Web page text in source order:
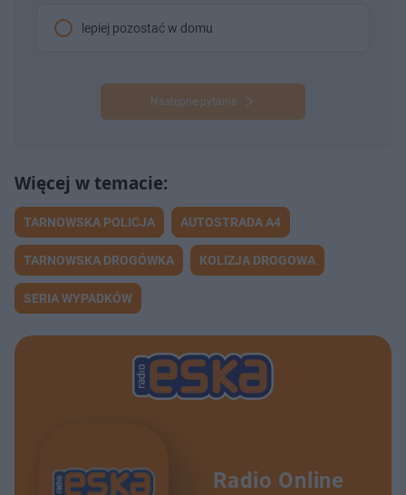
lepiej pozostać w domu
Następne pytanie
TARNOWSKA POLICJA AUTOSTRADA A4
TARNOWSKA DROGÓWKA KOLIZJA DROGOWA
SERIA WYPADKÓW
Radio Online